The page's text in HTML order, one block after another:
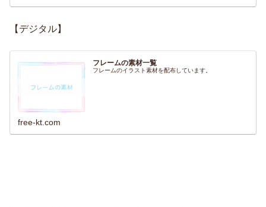
【デジタル】
フレームの素材一覧
フレームのイラスト素材を配布しています。
free-kt.com